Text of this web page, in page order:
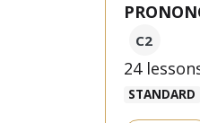
C2
24
STANDARD